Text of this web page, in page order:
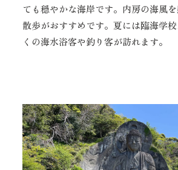
ても穏やかな海岸です。内房の海風
散歩がおすすめです。夏には臨海学
くの海水浴客や釣り客が訪れます。